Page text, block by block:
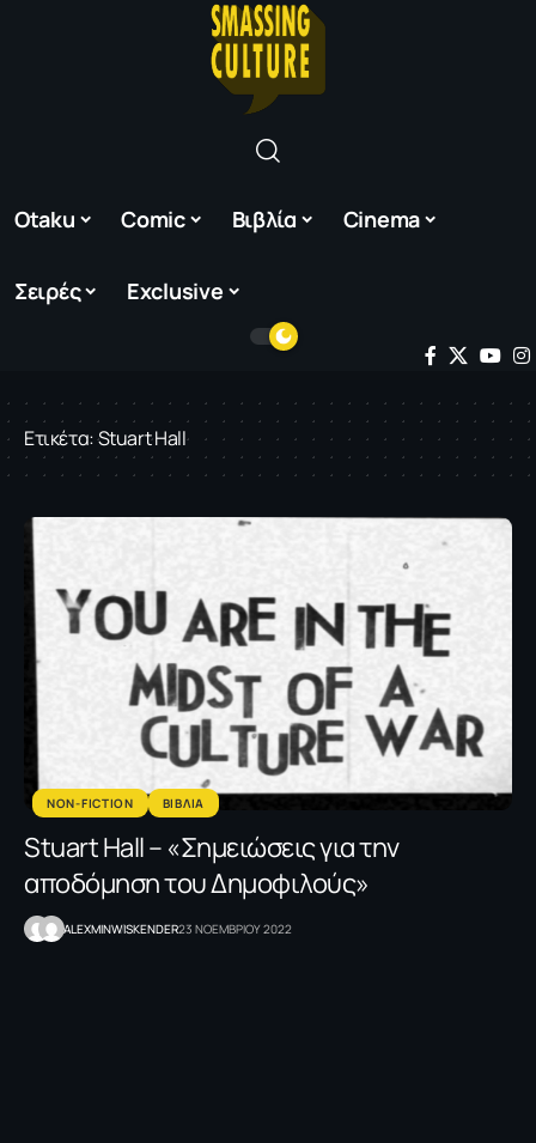
Otaku Comic Βιβλία Cinema
Σειρές Exclusive
Ετικέτα:Stuart Hall
NON-FICTION ΒΙΒΛΙΑ
Stuart Hall – «Σημειώσεις για την
αποδόμηση του Δημοφιλούς»
ALEXMINWISKENDER23 ΝΟΕΜΒΡΙΟΥ 2022